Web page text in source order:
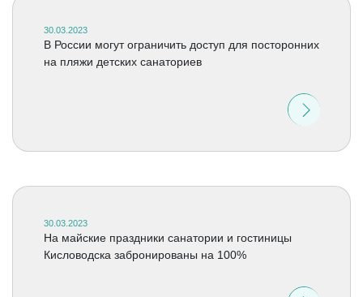
30.03.2023
В России могут ограничить доступ для посторонних
на пляжи детских санаториев
30.03.2023
На майские праздники санатории и гостиницы
Кисловодска забронированы на 100%